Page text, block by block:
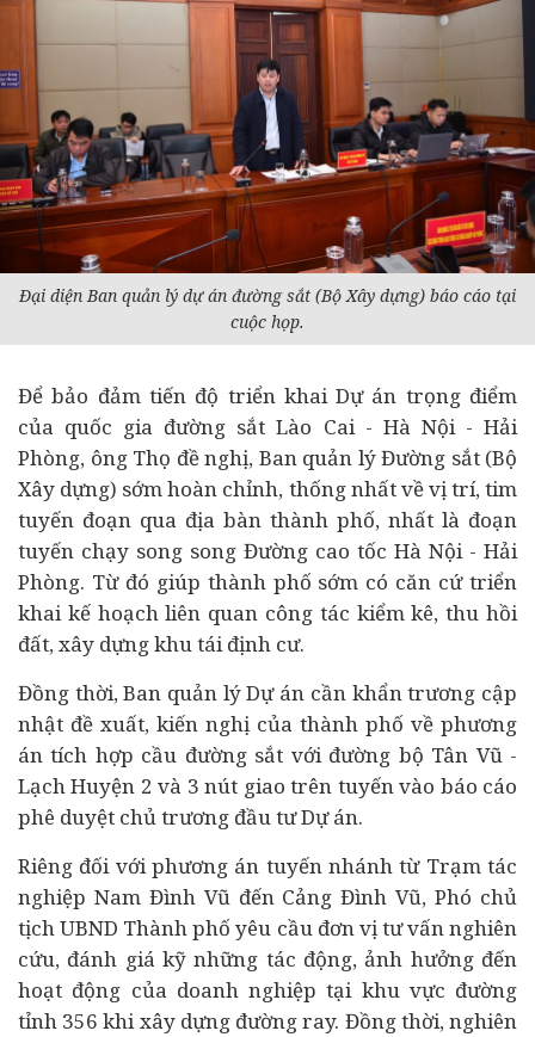
Đại diện Ban quản lý dự án đường sắt (Bộ Xây dựng) báo cáo tại
cuộc họp.
Để bảo đảm tiến độ triển khai Dự án trọng điểm
của quốc gia đường sắt Lào Cai - Hà Nội - Hải
Phòng, ông Thọ đề nghị, Ban quản lý Đường sắt (Bộ
Xây dựng) sớm hoàn chỉnh, thống nhất về vị trí, tim
tuyến đoạn qua địa bàn thành phố, nhất là đoạn
tuyến chạy song song Đường cao tốc Hà Nội - Hải
Phòng. Từ đó giúp thành phố sớm có căn cứ triển
khai kế hoạch liên quan công tác kiểm kê, thu hồi
đất, xây dựng khu tái định cư.
Đồng thời, Ban quản lý Dự án cần khẩn trương cập
nhật đề xuất, kiến nghị của thành phố về phương
án tích hợp cầu đường sắt với đường bộ Tân Vũ -
Lạch Huyện 2 và 3 nút giao trên tuyến vào báo cáo
phê duyệt chủ trương đầu tư Dự án.
Riêng đối với phương án tuyến nhánh từ Trạm tác
nghiệp Nam Đình Vũ đến Cảng Đình Vũ, Phó chủ
tịch UBND Thành phố yêu cầu đơn vị tư vấn nghiên
cứu, đánh giá kỹ những tác động, ảnh hưởng đến
hoạt động của doanh nghiệp tại khu vực đường
tỉnh 356 khi xây dựng đường ray. Đồng thời, nghiên